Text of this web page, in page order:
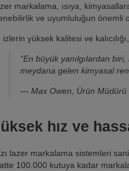
markalama, ısıya,
ve uyumluluğun önemli
izlerin yüksek kalitesi ve
“En büyük yanılgılardan
meydana gelen kimyasal
— Max Owen, Ürün Müdürü
hız ve
lazer markalama sistemleri
100.000 kutuya kadar